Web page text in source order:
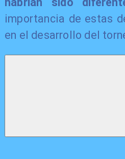
importancia de estas
en el desarrollo del